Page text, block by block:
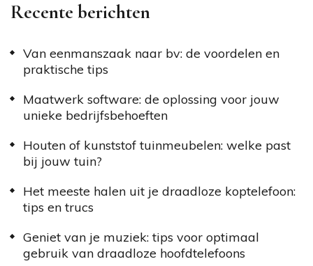
Recente berichten
Van eenmanszaak naar bv: de voordelen en
praktische tips
Maatwerk software: de oplossing voor jouw
unieke bedrijfsbehoeften
Houten of kunststof tuinmeubelen: welke past
bij jouw tuin?
Het meeste halen uit je draadloze koptelefoon:
tips en trucs
Geniet van je muziek: tips voor optimaal
gebruik van draadloze hoofdtelefoons